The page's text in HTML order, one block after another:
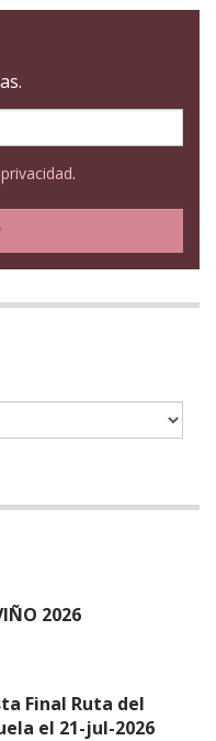
.
2026
Final Ruta del
el 21-jul-2026